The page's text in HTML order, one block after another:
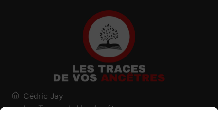
Cédric Jay
Les Traces de Vos Ancêtres